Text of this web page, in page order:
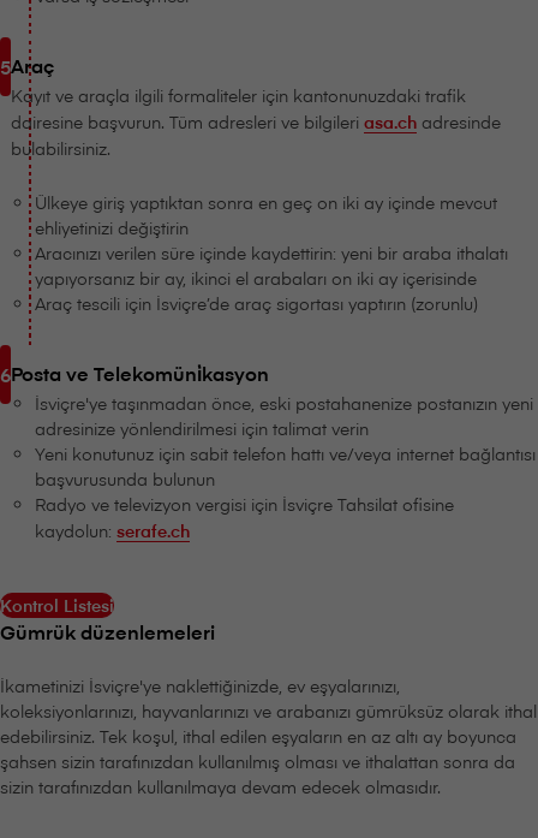
Araç
Kayıt ve araçla ilgili formaliteler için kantonunuzdaki trafik
dairesine başvurun. Tüm adresleri ve bilgileri asa.ch adresinde
bulabilirsiniz.
Ülkeye giriş yaptıktan sonra en geç on iki ay içinde mevcut
ehliyetinizi değiştirin
Aracınızı verilen süre içinde kaydettirin: yeni bir araba ithalatı
yapıyorsanız bir ay, ikinci el arabaları on iki ay içerisinde
Araç tescili için İsviçre’de araç sigortası yaptırın (zorunlu)
Posta ve Telekomüni̇kasyon
İsviçre'ye taşınmadan önce, eski postahanenize postanızın yeni
adresinize yönlendirilmesi için talimat verin
Yeni konutunuz için sabit telefon hattı ve/veya internet bağlantısı
başvurusunda bulunun
Radyo ve televizyon vergisi için İsviçre Tahsilat ofisine
kaydolun: serafe.ch
Kontrol Listesi
Gümrük düzenlemeleri
İkametinizi İsviçre'ye naklettiğinizde, ev eşyalarınızı,
koleksiyonlarınızı, hayvanlarınızı ve arabanızı gümrüksüz olarak ithal
edebilirsiniz. Tek koşul, ithal edilen eşyaların en az altı ay boyunca
şahsen sizin tarafınızdan kullanılmış olması ve ithalattan sonra da
sizin tarafınızdan kullanılmaya devam edecek olmasıdır.